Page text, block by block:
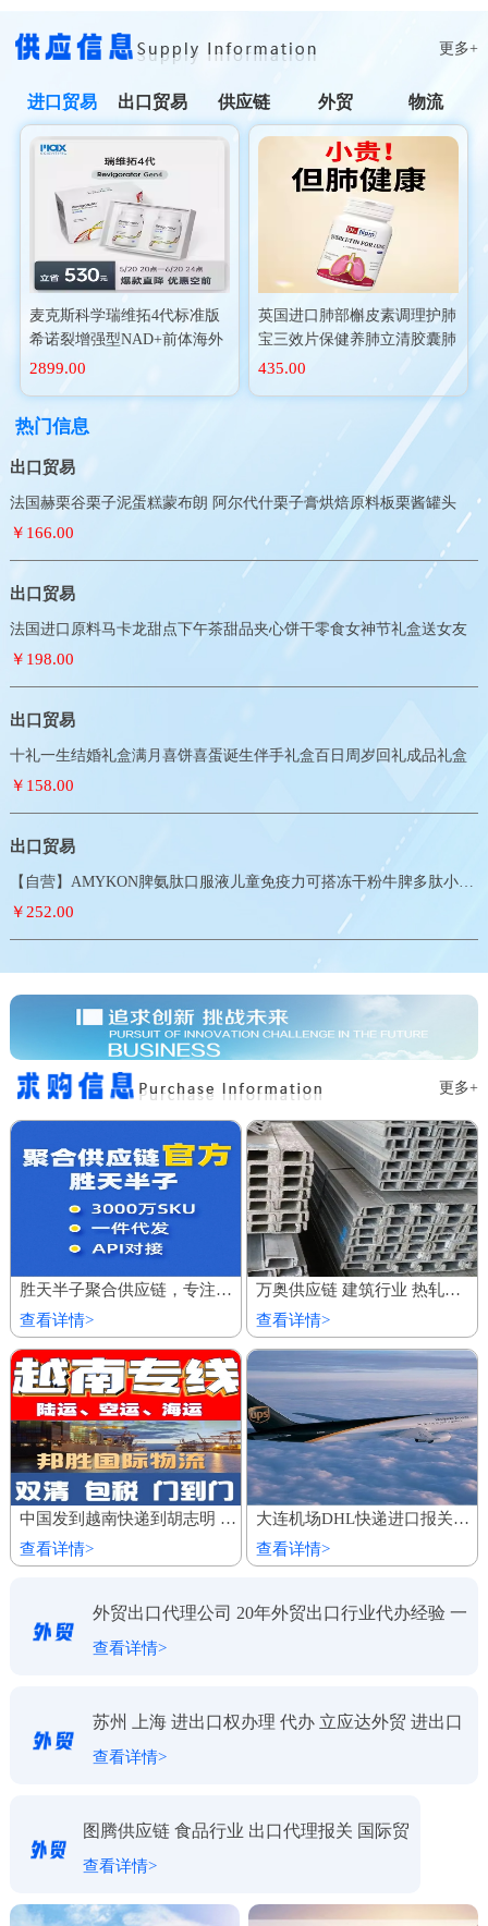
更多+
进口贸易 出口贸易 供应链 外贸 物流
麦克斯科学瑞维拓4代标准版
希诺裂增强型NAD+前体海外
进口
2899.00
英国进口肺部槲皮素调理护肺
宝三效片保健养肺立清胶囊肺
动力二氢
435.00
热门信息
出口贸易
法国赫栗谷栗子泥蛋糕蒙布朗 阿尔代什栗子膏烘焙原料板栗酱罐头
￥166.00
出口贸易
法国进口原料马卡龙甜点下午茶甜品夹心饼干零食女神节礼盒送女友
￥198.00
出口贸易
十礼一生结婚礼盒满月喜饼喜蛋诞生伴手礼盒百日周岁回礼成品礼盒
￥158.00
出口贸易
【自营】AMYKON脾氨肽口服液儿童免疫力可搭冻干粉牛脾多肽小分子
￥252.00
更多+
胜天半子聚合供应链，专注服务私域商城 百万厂价商品
查看详情>
万奥供应链 建筑行业 热轧镀锌槽钢 欢迎到厂参观
查看详情>
中国发到越南快递到胡志明 家具建材陆运船运出口 整柜专线运输
查看详情>
大连机场DHL快递进口报关代理公司
查看详情>
外贸出口代理公司 20年外贸出口行业代办经验 一
对一服务
查看详情>
苏州 上海 进出口权办理 代办 立应达外贸 进出口
代理
查看详情>
图腾供应链 食品行业 出口代理报关 国际贸
易
查看详情>